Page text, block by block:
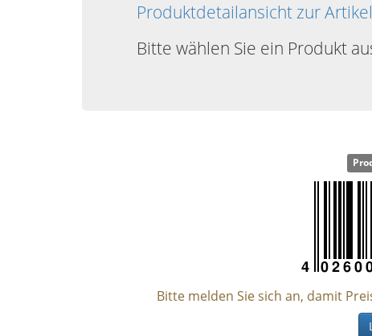
Produktdetailansicht zur
Bitte wählen Sie ein Produkt
Bitte melden Sie sich an, damit